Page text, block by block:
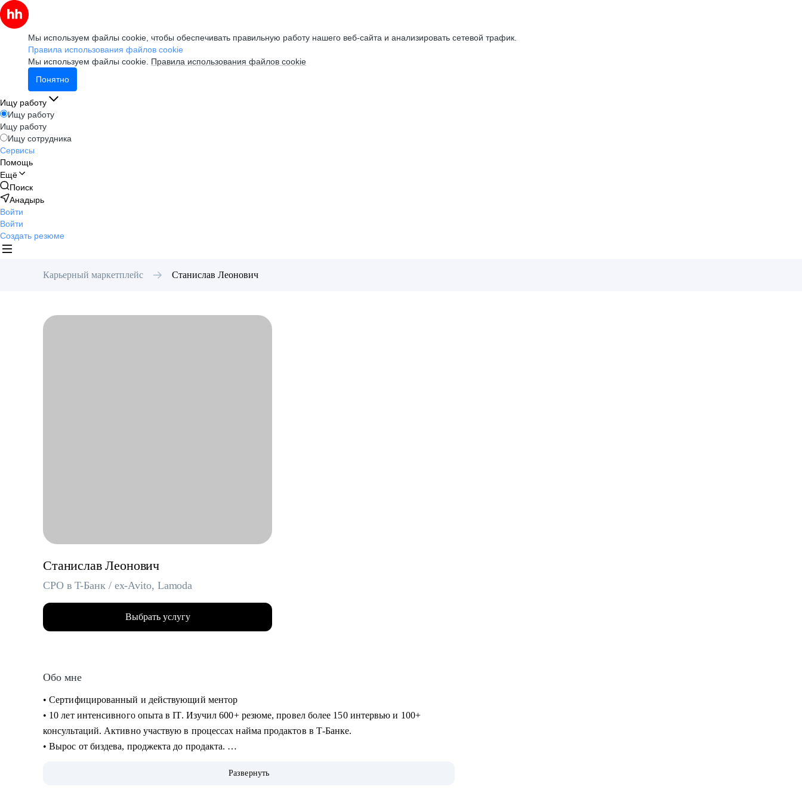
Мы используем файлы cookie, чтобы обеспечивать правильную работу нашего веб-сайта и анализировать сетевой трафик.
Правила использования файлов cookie
Мы используем файлы cookie. Правила использования файлов cookie
Понятно
Ищу работу
Ищу работу
Ищу работу
Ищу сотрудника
Сервисы
Помощь
Ещё
Поиск
Анадырь
Войти
Войти
Создать резюме
Карьерный маркетплейс Станислав Леонович
Станислав Леонович
CPO в T-Банк / ex-Avito, Lamoda
Выбрать услугу
Обо мне
• Сертифицированный и действующий ментор
• 10 лет интенсивного опыта в IT. Изучил 600+ резюме, провел более 150 интервью и 100+
консультаций. Активно участвую в процессах найма продактов в Т-Банке.
• Вырос от биздева, проджекта до продакта.
• Отвечаю за 3 продуктовых направления, юнит-экономику, PnL, создание и реализацию
Развернуть